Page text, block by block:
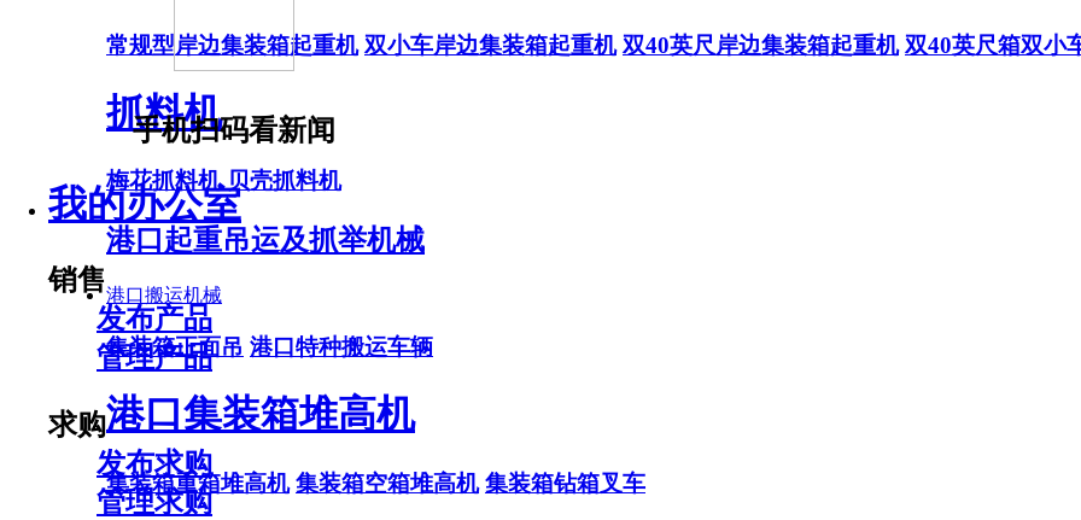
手机扫码看新闻
我的办公室
销售
发布产品
管理产品
求购
发布求购
管理求购
常规型岸边集装箱起重机 双小车岸边集装箱起重机 双40英尺岸边集装箱起重机 双40英尺箱双小
抓料机
梅花抓料机 贝壳抓料机
港口起重吊运及抓举机械
港口搬运机械
集装箱正面吊 港口特种搬运车辆
港口集装箱堆高机
集装箱重箱堆高机 集装箱空箱堆高机 集装箱钻箱叉车